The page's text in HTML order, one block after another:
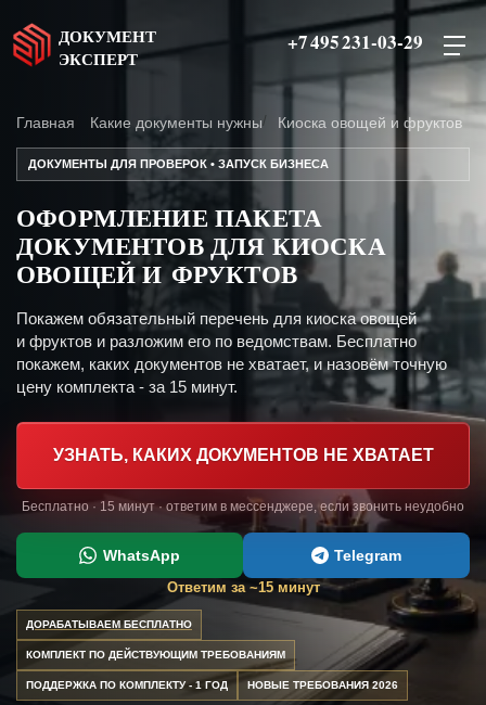
ДОКУМЕНТ
ЭКСПЕРТ
+7 495 231-03-29
Главная Какие документы нужны Киоска овощей и фруктов
ДОКУМЕНТЫ ДЛЯ ПРОВЕРОК • ЗАПУСК БИЗНЕСА
ОФОРМЛЕНИЕ ПАКЕТА
ДОКУМЕНТОВ ДЛЯ КИОСКА
ОВОЩЕЙ И ФРУКТОВ
Покажем обязательный перечень для киоска овощей
и фруктов и разложим его по ведомствам. Бесплатно
покажем, каких документов не хватает, и назовём точную
цену комплекта - за 15 минут.
УЗНАТЬ, КАКИХ ДОКУМЕНТОВ НЕ ХВАТАЕТ
Бесплатно · 15 минут · ответим в мессенджере, если звонить неудобно
WhatsApp Telegram
Ответим за ~15 минут
ДОРАБАТЫВАЕМ БЕСПЛАТНО
КОМПЛЕКТ ПО ДЕЙСТВУЮЩИМ ТРЕБОВАНИЯМ
ПОДДЕРЖКА ПО КОМПЛЕКТУ - 1 ГОД НОВЫЕ ТРЕБОВАНИЯ 2026